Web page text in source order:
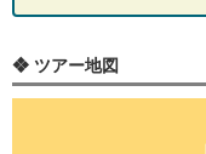
❖ ツアー地図